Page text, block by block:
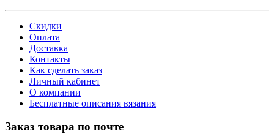
Скидки
Оплата
Доставка
Контакты
Как сделать заказ
Личный кабинет
О компании
Бесплатные описания вязания
Заказ товара по почте